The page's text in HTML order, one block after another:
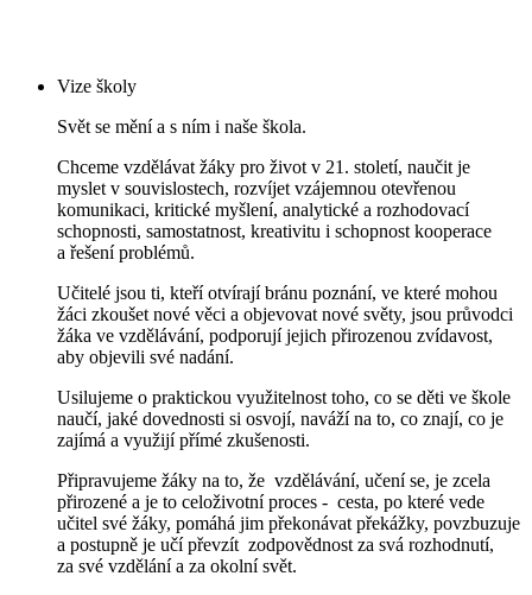
Vize školy
Svět se mění a s ním i naše škola.
Chceme vzdělávat žáky pro život v 21. století, naučit je
myslet v souvislostech, rozvíjet vzájemnou otevřenou
komunikaci, kritické myšlení, analytické a rozhodovací
schopnosti, samostatnost, kreativitu i schopnost kooperace
a řešení problémů.
Učitelé jsou ti, kteří otvírají bránu poznání, ve které mohou
žáci zkoušet nové věci a objevovat nové světy, jsou průvodci
žáka ve vzdělávání, podporují jejich přirozenou zvídavost,
aby objevili své nadání.
Usilujeme o praktickou využitelnost toho, co se děti ve škole
naučí, jaké dovednosti si osvojí, naváží na to, co znají, co je
zajímá a využijí přímé zkušenosti.
Připravujeme žáky na to, že vzdělávání, učení se, je zcela
přirozené a je to celoživotní proces - cesta, po které vede
učitel své žáky, pomáhá jim překonávat překážky, povzbuzuje
a postupně je učí převzít zodpovědnost za svá rozhodnutí,
za své vzdělání a za okolní svět.